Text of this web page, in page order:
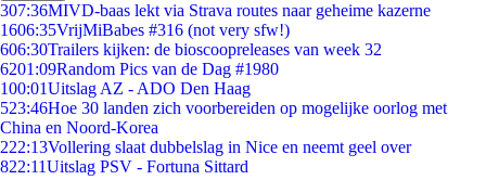
307:36MIVD-baas lekt via Strava routes naar geheime kazerne
1606:35VrijMiBabes #316 (not very sfw!)
606:30Trailers kijken: de bioscoopreleases van week 32
6201:09Random Pics van de Dag #1980
100:01Uitslag AZ - ADO Den Haag
523:46Hoe 30 landen zich voorbereiden op mogelijke oorlog met
China en Noord-Korea
222:13Vollering slaat dubbelslag in Nice en neemt geel over
822:11Uitslag PSV - Fortuna Sittard